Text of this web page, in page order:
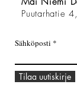
Puutarhatie
Sähköposti
Tilaa uutiskirje